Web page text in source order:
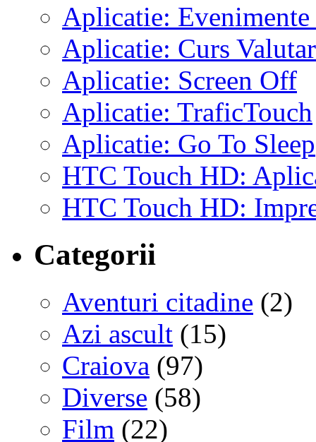
Aplicatie:
Aplicatie: Curs Valutar
Aplicatie: Screen Off
Aplicatie: TraficTouch
Aplicatie: Go To Sleep
HTC Touch HD:
HTC Touch HD:
Categorii
Aventuri citadine (2)
Azi ascult (15)
Craiova (97)
Diverse (58)
Film (22)